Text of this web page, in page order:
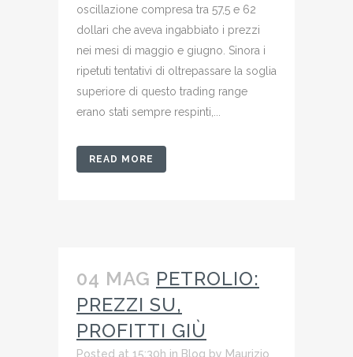
oscillazione compresa tra 57,5 e 62
dollari che aveva ingabbiato i prezzi
nei mesi di maggio e giugno. Sinora i
ripetuti tentativi di oltrepassare la soglia
superiore di questo trading range
erano stati sempre respinti,...
READ MORE
04 MAG PETROLIO:
PREZZI SU,
PROFITTI GIÙ
Posted at 15:30h in Blog by Maurizio